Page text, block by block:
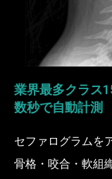
業界最多クラス
数秒で自動計測
セファログラムを
骨格・咬合・軟組